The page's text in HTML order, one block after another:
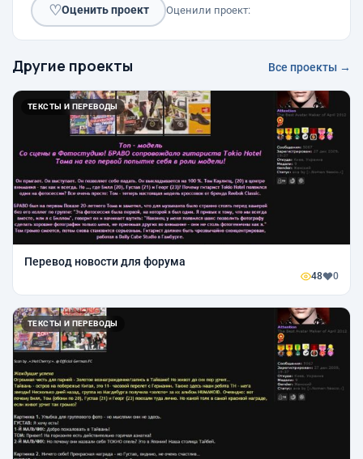
♡Оценить проект Оценили проект:
Другие проекты Все проекты →
ТЕКСТЫ И ПЕРЕВОДЫ
Перевод новости для форума
48 0
ТЕКСТЫ И ПЕРЕВОДЫ